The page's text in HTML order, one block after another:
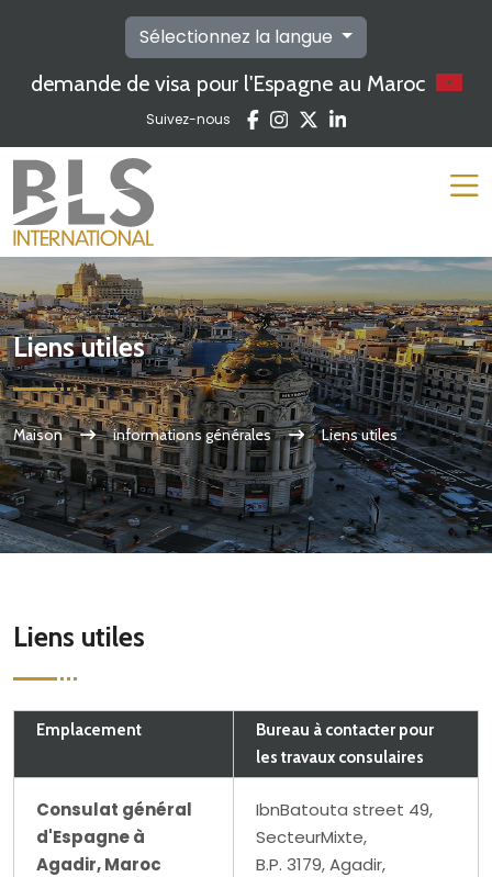
Sélectionnez la langue
demande de visa pour l'Espagne au Maroc
Suivez-nous
Liens utiles
Maison informations générales Liens utiles
Liens utiles
Emplacement
Bureau à contacter pour
les travaux consulaires
Consulat général
d'Espagne à
Agadir, Maroc
IbnBatouta street 49,
SecteurMixte,
B.P. 3179, Agadir,